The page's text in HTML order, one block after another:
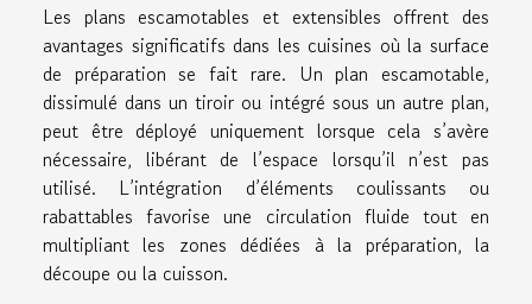
Les plans escamotables et extensibles offrent des
avantages significatifs dans les cuisines où la surface
de préparation se fait rare. Un plan escamotable,
dissimulé dans un tiroir ou intégré sous un autre plan,
peut être déployé uniquement lorsque cela s’avère
nécessaire, libérant de l’espace lorsqu’il n’est pas
utilisé. L’intégration d’éléments coulissants ou
rabattables favorise une circulation fluide tout en
multipliant les zones dédiées à la préparation, la
découpe ou la cuisson.